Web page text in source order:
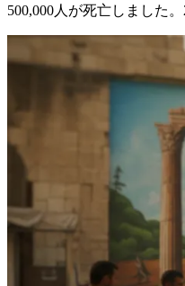
500,000人が死亡しました